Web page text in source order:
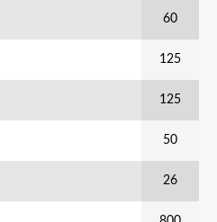
60
125
125
50
26